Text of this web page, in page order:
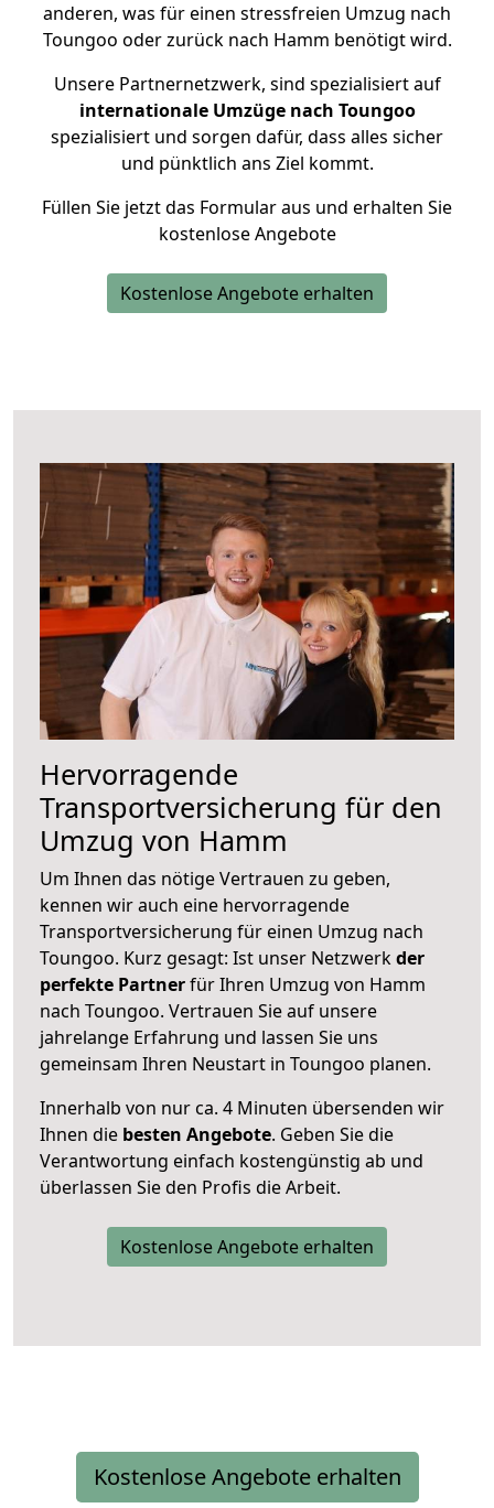
anderen, was für einen stressfreien Umzug nach
Toungoo oder zurück nach Hamm benötigt wird.
Unsere Partnernetzwerk, sind spezialisiert auf
internationale Umzüge nach Toungoo
spezialisiert und sorgen dafür, dass alles sicher
und pünktlich ans Ziel kommt.
Füllen Sie jetzt das Formular aus und erhalten Sie
kostenlose Angebote
Kostenlose Angebote erhalten
Hervorragende
Transportversicherung für den
Umzug von Hamm
Um Ihnen das nötige Vertrauen zu geben,
kennen wir auch eine hervorragende
Transportversicherung für einen Umzug nach
Toungoo. Kurz gesagt: Ist unser Netzwerkder
perfekte Partnerfür Ihren Umzug von Hamm
nach Toungoo. Vertrauen Sie auf unsere
jahrelange Erfahrung und lassen Sie uns
gemeinsam Ihren Neustart in Toungoo planen.
Innerhalb von nur ca. 4 Minuten übersenden wir
Ihnen die besten Angebote. Geben Sie die
Verantwortung einfach kostengünstig ab und
überlassen Sie den Profis die Arbeit.
Kostenlose Angebote erhalten
Kostenlose Angebote erhalten